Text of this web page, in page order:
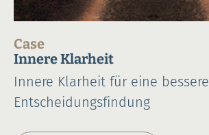
Case
Innere Klarheit
Innere Klarheit für eine bessere
Entscheidungsfindung